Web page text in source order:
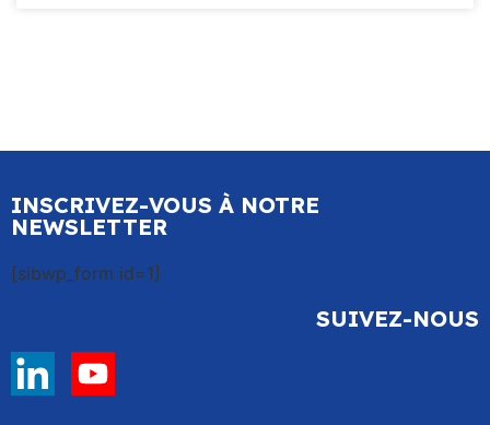
INSCRIVEZ-VOUS À NOTRE
NEWSLETTER
[sibwp_form id=1]
SUIVEZ-NOUS